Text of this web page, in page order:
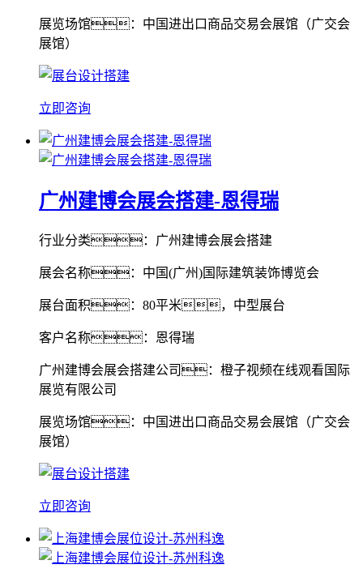
展览场馆：中国进出口商品交易会展馆（广交会
展馆）
立即咨询
广州建博会展会搭建-恩得瑞
行业分类：广州建博会展会搭建
展会名称：中国(广州)国际建筑装饰博览会
展台面积：80平米，中型展台
客户名称：恩得瑞
广州建博会展会搭建公司：橙子视频在线观看国际
展览有限公司
展览场馆：中国进出口商品交易会展馆（广交会
展馆）
立即咨询